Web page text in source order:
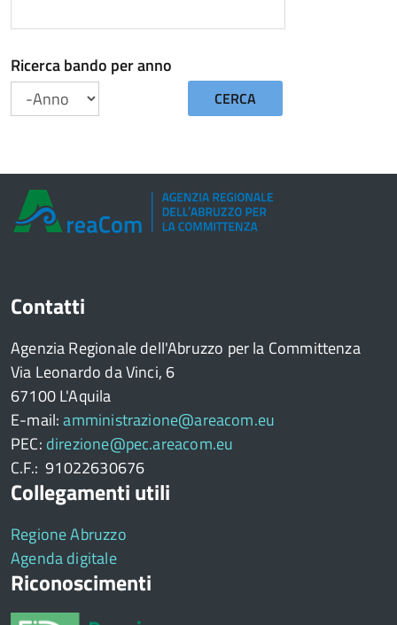
Ricerca bando per anno
CERCA
Contatti
Agenzia Regionale dell'Abruzzo per la Committenza
Via Leonardo da Vinci, 6
67100 L'Aquila
E-mail:amministrazione@areacom.eu
PEC: direzione@pec.areacom.eu
C.F.: 91022630676
Collegamenti utili
Regione Abruzzo
Agenda digitale
Riconoscimenti